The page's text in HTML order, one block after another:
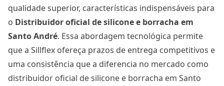
qualidade superior, características indispensáveis para
o Distribuidor oficial de silicone e borracha em
Santo André. Essa abordagem tecnológica permite
que a Sillflex ofereça prazos de entrega competitivos e
uma consistência que a diferencia no mercado como
distribuidor oficial de silicone e borracha em Santo